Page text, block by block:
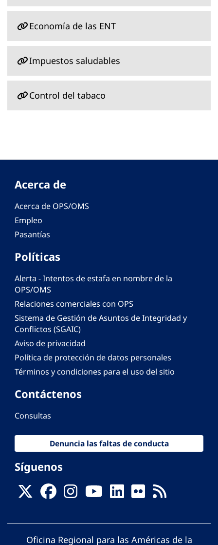
Economía de las ENT
Impuestos saludables
Control del tabaco
Acerca de
Acerca de OPS/OMS
Empleo
Pasantías
Políticas
Alerta - Intentos de estafa en nombre de la
OPS/OMS
Relaciones comerciales con OPS
Sistema de Gestión de Asuntos de Integridad y
Conflictos (SGAIC)
Aviso de privacidad
Política de protección de datos personales
Términos y condiciones para el uso del sitio
Contáctenos
Consultas
Denuncia las faltas de conducta
Síguenos
Oficina Regional para las Américas de la